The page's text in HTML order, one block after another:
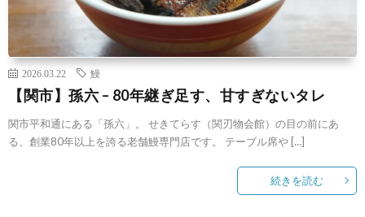
2026.03.22 鰻
【関市】孫六 – 80年継ぎ足す、甘すぎないタレ
関市平和通にある「孫六」。 せきてらす（関刃物会館）の目の前にあ
る、創業80年以上を誇る老舗鰻専門店です。 テーブル席や […]
続きを読む